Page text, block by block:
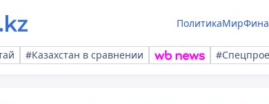
ПолитикаМир
#Казахстан в сравнении